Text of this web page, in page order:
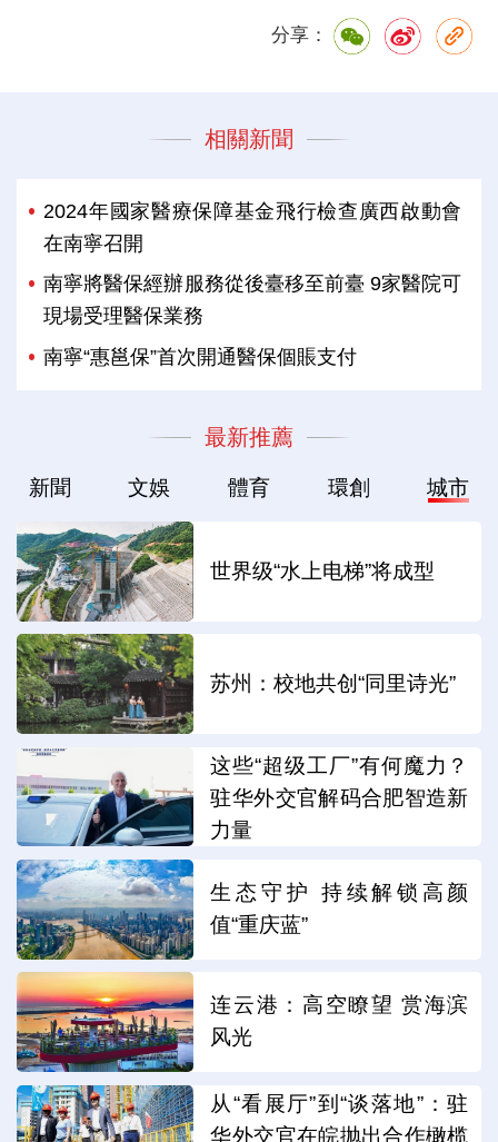
分享：
相關新聞
2024年國家醫療保障基金飛行檢查廣西啟動會
在南寧召開
南寧將醫保經辦服務從後臺移至前臺 9家醫院可
現場受理醫保業務
南寧“惠邕保”首次開通醫保個賬支付
最新推薦
新聞 文娛 體育 環創 城市
世界级“水上电梯”将成型
苏州：校地共创“同里诗光”
这些“超级工厂”有何魔力？
驻华外交官解码合肥智造新
力量
生态守护 持续解锁高颜
值“重庆蓝”
连云港：高空瞭望 赏海滨
风光
从“看展厅”到“谈落地”：驻
华外交官在皖抛出合作橄榄